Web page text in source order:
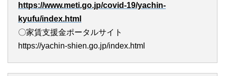
https://www.meti.go.jp/covid-19/yachin-
kyufu/index.html
〇家賃支援金ポータルサイト
https://yachin-shien.go.jp/index.html